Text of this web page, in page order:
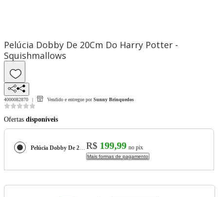
Pelúcia Dobby De 20Cm Do Harry Potter -
Squishmallows
4000082870 Vendido e entregue por Sunny Brinquedos
Ofertas disponíveis
Pelúcia Dobby De 20Cm Do Harry Potter - Squishmallows R$ 199,99 no pix
Mais formas de pagamento